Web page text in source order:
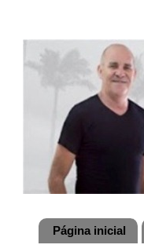
Página inicial